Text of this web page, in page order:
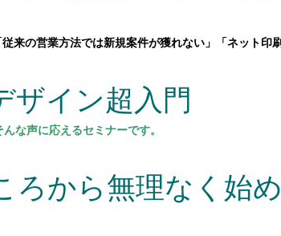
来の営業方法では新規案件が獲れない」「ネット印
ザイン超入門
な声に応えるセミナーです。
から無理なく始